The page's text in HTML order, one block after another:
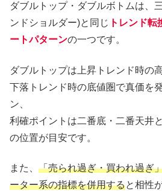
ダブルトップ・ダブルボトムは、
ンドショルダー)と同じ トレンド
ートパターンの一つです。
ダブルトップは上昇トレンド時の
下落トレンド時の底値圏で真価を
ン、
利確ポイントは二番底・二番天井
の位置が目安です。
また、 「売られ過ぎ・買われ過ぎ
ーター系の指標を併用すると相性